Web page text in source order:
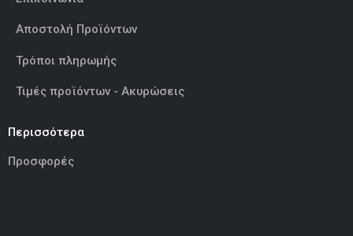
Αποστολή Προϊόντων
Τρόποι πληρωμής
Τιμές προϊόντων - Ακυρώσεις
Περισσότερα
Προσφορές